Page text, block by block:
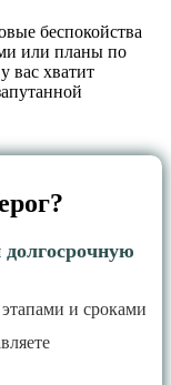
беспокойства
или планы по
вас хватит
долгосрочную
и сроками